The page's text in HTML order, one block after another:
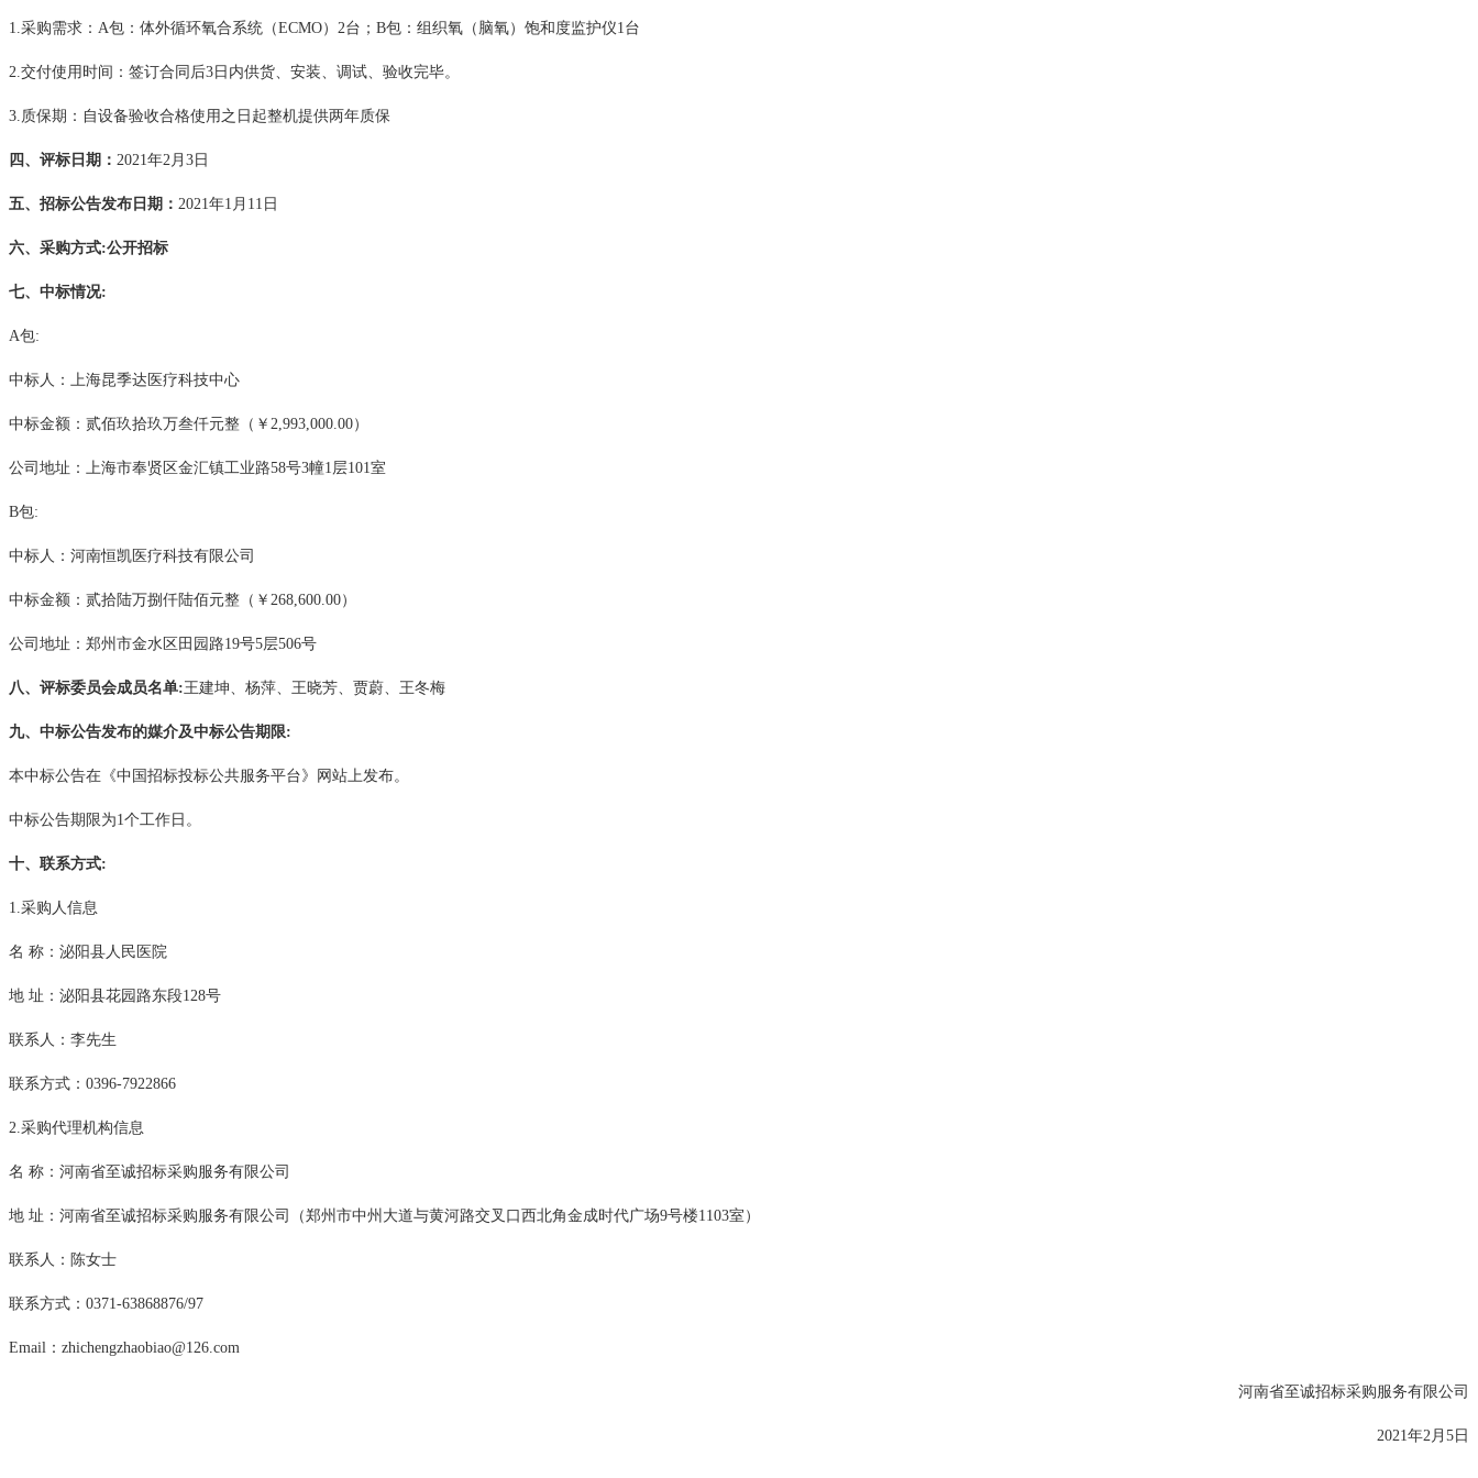
1.采购需求：A包：体外循环氧合系统（ECMO）2台；B包：组织氧（脑氧）饱和度监护仪1台
2.交付使用时间：签订合同后3日内供货、安装、调试、验收完毕。
3.质保期：自设备验收合格使用之日起整机提供两年质保
四、评标日期： 2021年2月3日
五、招标公告发布日期： 2021年1月11日
六、采购方式:公开招标
七、中标情况:
A包:
中标人 ：上海昆季达医疗科技中心
中标金额：贰佰玖拾玖万叁仟元整（￥ 2,993,000.00）
公司地址：上海市奉贤区金汇镇工业路58号3幢1层101室
B包:
中标人 ：河南恒凯医疗科技有限公司
中标金额：贰拾陆万捌仟陆佰元整（￥ 268,600.00）
公司地址：郑州市金水区田园路19号5层506号
八、评标委员会成员名单:王建坤、杨萍、王晓芳、贾蔚、王冬梅
九、中标公告发布的媒介及中标公告期限:
本中标公告在《中国招标投标公共服务平台》网站上发布。
中标公告期限为1个工作日。
十、联系方式:
1.采购人信息
名 称：泌阳县人民医院
地 址：泌阳县花园路东段128号
联系人：李先生
联系方式： 0396-7922866
2.采购代理机构信息
名 称：河南省至诚招标采购服务有限公司
地 址：河南省至诚招标采购服务有限公司（郑州市中州大道与黄河路交叉口西北角金成时代广场9号楼1103室）
联系人：陈女士
联系方式： 0371-63868876/97
Email：zhichengzhaobiao@126.com
河南省至诚招标采购服务有限公司
2021年2月5日